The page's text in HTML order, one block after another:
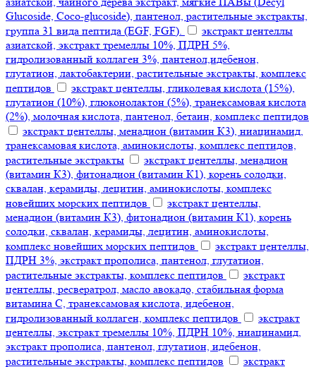
Glucoside, Coco-glucoside), пантенол, растительные экстракты,
группа 31 вида пептида (EGF, FGF).
экстракт центеллы
азиатской, экстракт тремеллы 10%, ПДРН 5%,
гидролизованный коллаген 3%, пантенол,идебенон,
глутатион, лактобактерии, растительные экстракты, комплекс
пептидов
экстракт центеллы, гликолевая кислота (15%),
глутатион (10%), глюконолактон (5%), транексамовая кислота
(2%), молочная кислота, пантенол, бетаин, комплекс пептидов
экстракт центеллы, менадион (витамин К3), ниацинамид,
транексамовая кислота, аминокислоты, комплекс пептидов,
растительные экстракты
экстракт центеллы, менадион
(витамин К3), фитонадион (витамин К1), корень солодки,
сквалан, керамиды, лецитин, аминокислоты, комплекс
новейших морских пептидов
экстракт центеллы,
менадион (витамин К3), фитонадион (витамин К1), корень
солодки, сквалан, керамиды, лецитин, аминокислоты,
комплекс новейших морских пептидов
экстракт центеллы,
ПДРН 3%, экстракт прополиса, пантенол, глутатион,
растительные экстракты, комплекс пептидов
экстракт
центеллы, ресвератрол, масло авокадо, стабильная форма
витамина С, транексамовая кислота, идебенон,
гидролизованный коллаген, комплекс пептидов
экстракт
центеллы, экстракт тремеллы 10%, ПДРН 10%, ниацинамид,
экстракт прополиса, пантенол, глутатион, идебенон,
растительные экстракты, комплекс пептидов
экстракт